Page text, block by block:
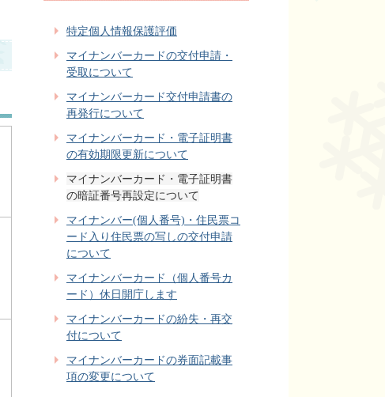
特定個人情報保護評価
マイナンバーカードの交付申請・
受取について
マイナンバーカード交付申請書の
再発行について
マイナンバーカード・電子証明書
の有効期限更新について
マイナンバーカード・電子証明書
の暗証番号再設定について
マイナンバー(個人番号)・住民票コ
ード入り住民票の写しの交付申請
について
マイナンバーカード（個人番号カ
ード）休日開庁します
マイナンバーカードの紛失・再交
付について
マイナンバーカードの券面記載事
項の変更について